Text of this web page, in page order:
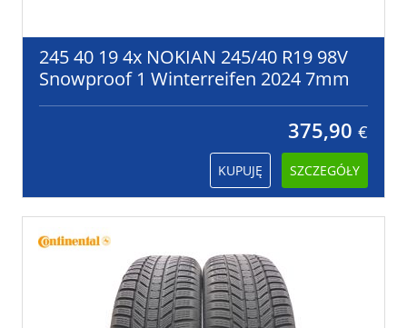
245 40 19 4x NOKIAN 245/40 R19 98V
Snowproof 1 Winterreifen 2024 7mm
375,90 €
KUPUJĘ SZCZEGÓŁY